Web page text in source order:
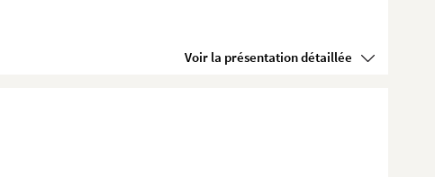
Voir la présentation détaillée